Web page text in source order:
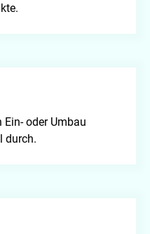
Ein- oder Umbau
durch.